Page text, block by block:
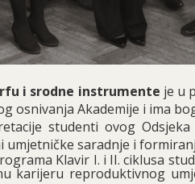
i srodne instrumente je u
osnivanja Akademije i ima
studenti ovog
umjetničke saradnje i
Klavir I. i II. ciklusa
karijeru reproduktivnog